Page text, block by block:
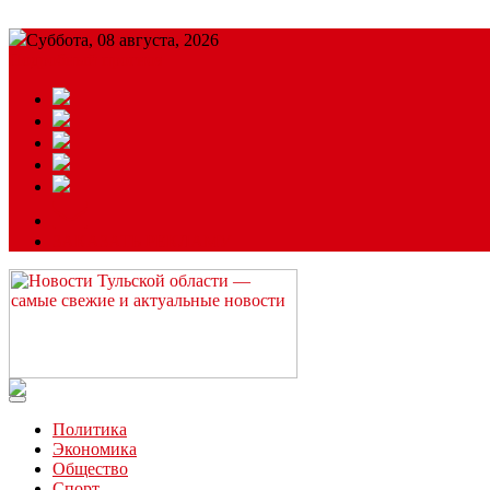
Суббота, 08 августа, 2026
Читайте последние новости дня в Тульской области на сайте
Политика
Экономика
Общество